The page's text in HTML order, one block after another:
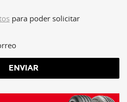
para poder solicitar
ENVIAR